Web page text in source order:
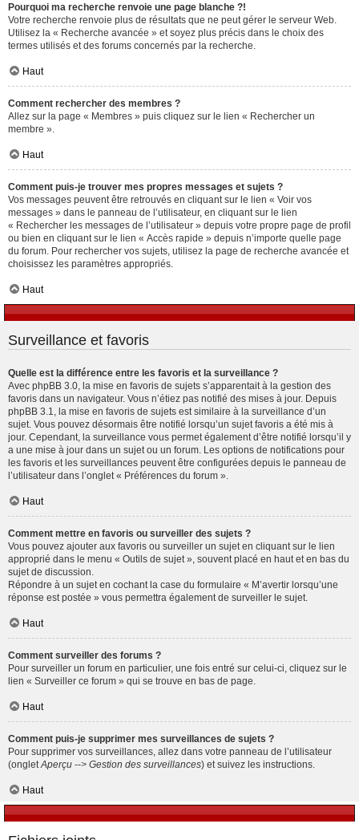
Pourquoi ma recherche renvoie une page blanche ?!
Votre recherche renvoie plus de résultats que ne peut gérer le serveur Web.
Utilisez la « Recherche avancée » et soyez plus précis dans le choix des
termes utilisés et des forums concernés par la recherche.
Haut
Comment rechercher des membres ?
Allez sur la page « Membres » puis cliquez sur le lien « Rechercher un
membre ».
Haut
Comment puis-je trouver mes propres messages et sujets ?
Vos messages peuvent être retrouvés en cliquant sur le lien « Voir vos
messages » dans le panneau de l’utilisateur, en cliquant sur le lien
« Rechercher les messages de l’utilisateur » depuis votre propre page de profil
ou bien en cliquant sur le lien « Accès rapide » depuis n’importe quelle page
du forum. Pour rechercher vos sujets, utilisez la page de recherche avancée et
choisissez les paramètres appropriés.
Haut
Surveillance et favoris
Quelle est la différence entre les favoris et la surveillance ?
Avec phpBB 3.0, la mise en favoris de sujets s’apparentait à la gestion des
favoris dans un navigateur. Vous n’étiez pas notifié des mises à jour. Depuis
phpBB 3.1, la mise en favoris de sujets est similaire à la surveillance d’un
sujet. Vous pouvez désormais être notifié lorsqu’un sujet favoris a été mis à
jour. Cependant, la surveillance vous permet également d’être notifié lorsqu’il y
a une mise à jour dans un sujet ou un forum. Les options de notifications pour
les favoris et les surveillances peuvent être configurées depuis le panneau de
l’utilisateur dans l’onglet « Préférences du forum ».
Haut
Comment mettre en favoris ou surveiller des sujets ?
Vous pouvez ajouter aux favoris ou surveiller un sujet en cliquant sur le lien
approprié dans le menu « Outils de sujet », souvent placé en haut et en bas du
sujet de discussion.
Répondre à un sujet en cochant la case du formulaire « M’avertir lorsqu’une
réponse est postée » vous permettra également de surveiller le sujet.
Haut
Comment surveiller des forums ?
Pour surveiller un forum en particulier, une fois entré sur celui-ci, cliquez sur le
lien « Surveiller ce forum » qui se trouve en bas de page.
Haut
Comment puis-je supprimer mes surveillances de sujets ?
Pour supprimer vos surveillances, allez dans votre panneau de l’utilisateur
(onglet Aperçu --> Gestion des surveillances) et suivez les instructions.
Haut